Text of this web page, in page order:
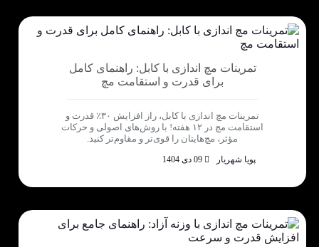
تمرینات مچ اندازی با کابل: راهنمای کامل
برای قدرت و استقامت مچ
تمرینات مچ اندازی با کابل، راز افزایش ۳۰٪ قدرت و
استقامت مچ در ۱۲ هفته! با روش‌های اصولی و حرکات
مؤثر، مچ‌هایتان را قوی‌تر و مقاوم‌تر کنید.
پویا شهریار